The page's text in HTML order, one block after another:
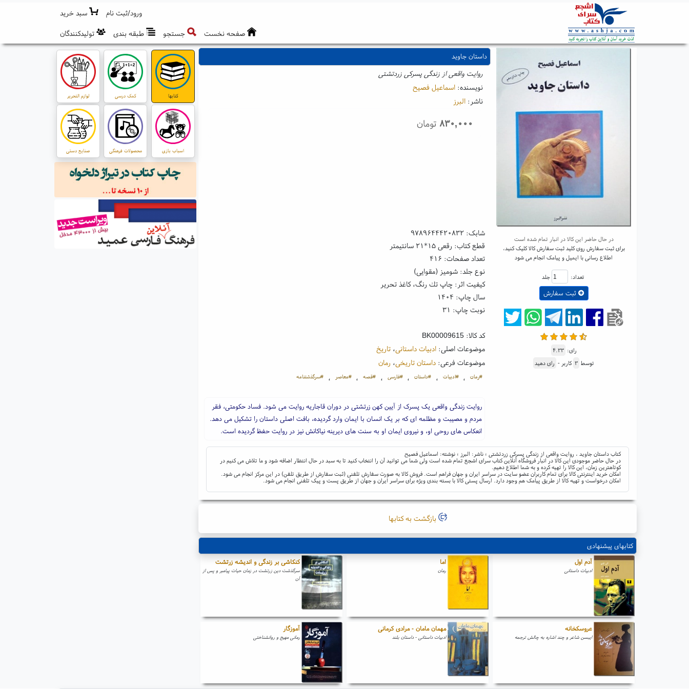
ورود/ثبت نام
سبد خرید
صفحه نخست
جستجو طبقه بندی تولیدکنندگان
داستان جاوید
روایت واقعی از زندگی پسرکی زردتشتی
نویسنده: اسماعیل فصیح
ناشر: البرز
۸۳۰,۰۰۰ تومان
در حال حاضر این کالا در انبار تمام شده است
برای ثبت سفارش روی کلید ثبت سفارش کالا کلیک کنید،
اطلاع رسانی با ایمیل و پیامک انجام می شود
تعداد: جلد
ثبت سفارش
رای: ۴.۳۳
توسط ۳ کاربر - رای دهید
شابک:۹۷۸۹۶۴۴۴۲۰۸۳۲
قطع کتاب: رقعی ۱۵*۲۱ سانتیمتر
تعداد صفحات: ۴۱۶
نوع جلد: شومیز (مقوایی)
کیفیت اثر: چاپ تك رنگ، کاغذ تحریر
سال چاپ: ۱۴۰۴
نوبت چاپ: ۳۱
کد کالا:BK00009615
موضوعات اصلی:ادبیات داستانی،تاریخ
موضوعات فرعی:داستان تاریخی، رمان
#رمان ، #ادبیات ، #داستان ، #فارسی ، #قصه ، #معاصر ، #سرگذشتنامه
روایت زندگی واقعی یک پسرک از آیین کهن زرتشتی در دوران قاجاریه روایت می شود. فساد حکومتی، فقر
مردم و مصیبت و مظلمه ای که بر یک انسان با ایمان وارد گردیده، بافت اصلی داستان را تشکیل می دهد.
انعکاس های روحی او، و نیروی ایمان او به سنت های دیرینه نیاکانش نیز در روایت حفظ گردیده است.
کتاب داستان جاوید ، روایت واقعی از زندگی پسرکی زردتشتی ؛ ناشر: البرز ؛ نوشته: اسماعیل فصیح
در حال حاضر موجودی این کالا در انبار فروشگاه آنلاین کتاب سرای اشجع تمام شده است ولی شما می توانید آن را انتخاب کنید تا به سبد در حال انتظار اضافه شود و ما تلاش می کنیم در
کوتاهترین زمان، این کالا را تهیه کرده و به شما اطلاع دهیم.
امکان خرید اینترنتی کالا برای تمام کاربران عضو سایت در سراسر ایران و جهان فراهم است. فروش کالا به صورت سفارش تلفنی (ثبت سفارش از طریق تلفن) در این مرکز انجام می شود.
امکان درخواست و تهیه کالا از طریق پیامک هم وجود دارد. ارسال پستی کالا با بسته بندی ویژه برای سراسر ایران و جهان از طریق پست و پیک تلفنی انجام می شود.
بازگشت به کتابها
کتابهای پیشنهادی
آدم اول
ادبیات داستانی
اما
رمان
کنکاشی بر زندگی و اندیشه زرتشت
سرگذشت دین زرتشت در زمان حیات پیامبر و پس از
آن
عروسکخانه
ایبسن شاعر و چند اشاره به چالش ترجمه
مهمان مامان - مرادی کرمانی
ادبیات داستانی - داستان بلند
آموزگار
رمانی مهیج و روانشناختی
کتابها کمک درسی لوازم التحریر
اسباب بازی محصولات فرهنگی صنایع دستی